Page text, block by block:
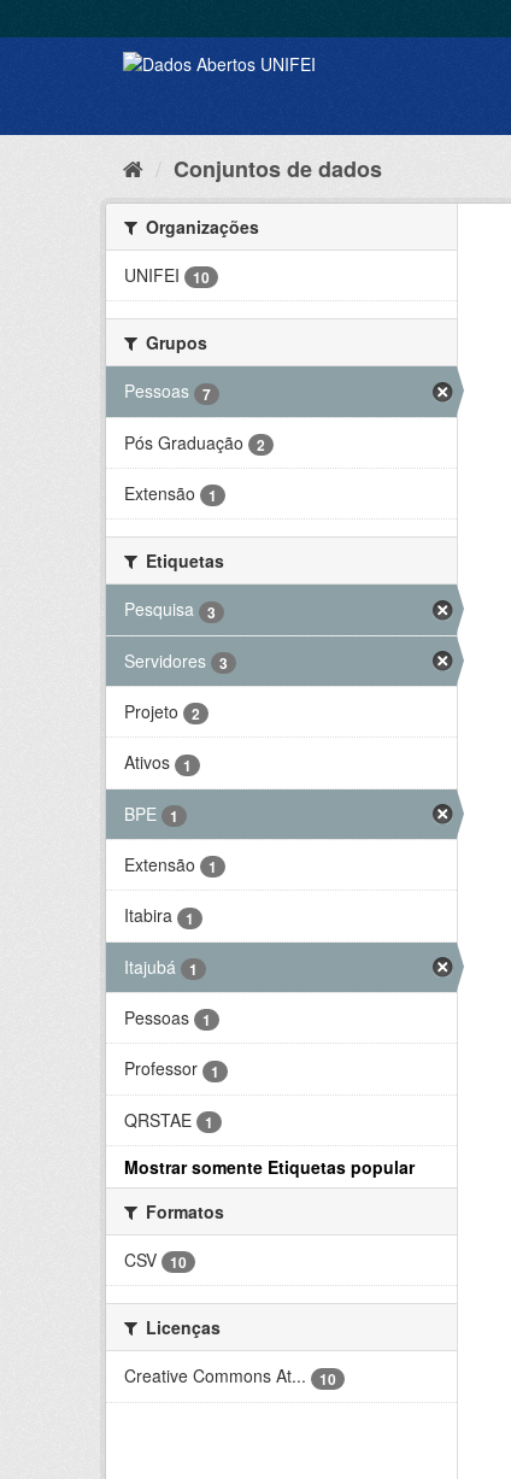
Conjuntos de dados
Organizações
UNIFEI
10
Grupos
Pessoas
7
Pós Graduação 2
Extensão 1
Etiquetas
Pesquisa
3
Servidores 3
Projeto 2
Ativos 1
BPE 1
Extensão 1
Itabira 1
Itajubá 1
Pessoas 1
Professor 1
QRSTAE 1
Mostrar somente Etiquetas popular
Formatos
CSV
10
Licenças
Creative Commons At...
10